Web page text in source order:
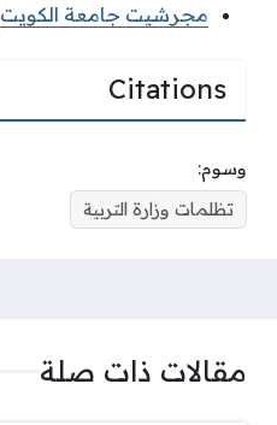
مجرشيت جامعة الكويت 2026 جميع الكليات pdf
Citations
وسوم:
تظلمات وزارة التربية
مقالات ذات صلة